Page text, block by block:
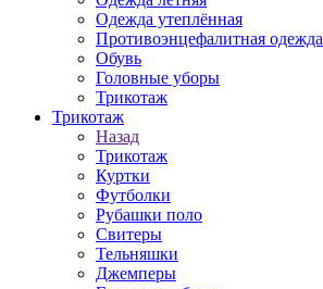
Одежда утеплённая
Противоэнцефалитная одежда
Обувь
Головные уборы
Трикотаж
Трикотаж
Назад
Трикотаж
Куртки
Футболки
Рубашки поло
Свитеры
Тельняшки
Джемперы